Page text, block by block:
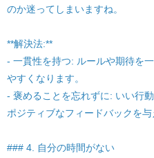
のか迷ってしまいますね。
**解決法:**
- 一貫性を持つ: ルールや期待を
やすくなります。
- 褒めることを忘れずに: いい行
ポジティブなフィードバックを与
### 4. 自分の時間がない